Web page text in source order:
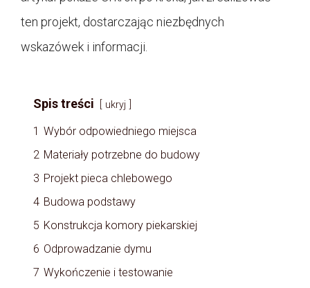
ten projekt, dostarczając niezbędnych
wskazówek i informacji.
Spis treści ukryj
1 Wybór odpowiedniego miejsca
2 Materiały potrzebne do budowy
3 Projekt pieca chlebowego
4 Budowa podstawy
5 Konstrukcja komory piekarskiej
6 Odprowadzanie dymu
7 Wykończenie i testowanie